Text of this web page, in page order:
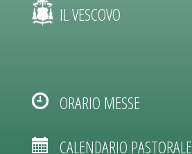
IL VESCOVO
ORARIO MESSE
CALENDARIO PASTORALE